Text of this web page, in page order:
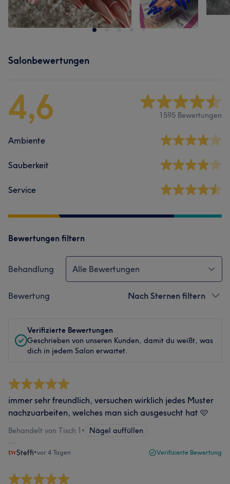
Salonbewertungen
4,6 1595 Bewertungen
Ambiente
Sauberkeit
Service
Bewertungen filtern
Behandlung Alle Bewertungen
Bewertung Nach Sternen filtern
Verifizierte Bewertungen
Geschrieben von unseren Kunden, damit du weißt, was
dich in jedem Salon erwartet.
immer sehr freundlich, versuchen wirklich jedes Muster
nachzuarbeiten, welches man sich ausgesucht hat 🩷
Behandelt von Tisch 1 • Nägel auffüllen
Steffi•vor 4 Tagen Verifizierte Bewertung